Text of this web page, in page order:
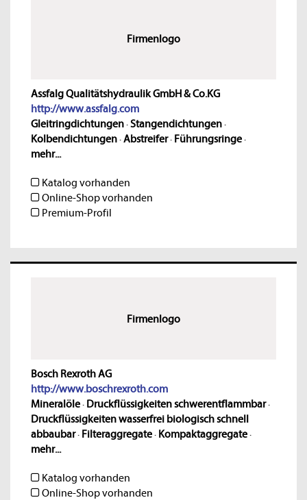
Firmenlogo
Assfalg Qualitätshydraulik GmbH & Co.KG
http://www.assfalg.com
Gleitringdichtungen·Stangendichtungen·
Kolbendichtungen·Abstreifer· Führungsringe·
mehr...
Katalog vorhanden
Online-Shop vorhanden
Premium-Profil
Firmenlogo
Bosch Rexroth AG
http://www.boschrexroth.com
Mineralöle· Druckflüssigkeiten schwerentflammbar·
Druckflüssigkeiten wasserfrei biologisch schnell
abbaubar· Filteraggregate· Kompaktaggregate·
mehr...
Katalog vorhanden
Online-Shop vorhanden